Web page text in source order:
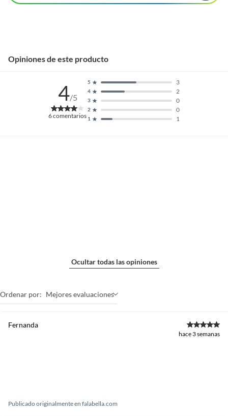
Opiniones de este producto
4/5
6comentarios 1 1
2 0
3 0
4 2
5 3
Ocultar todas las opiniones
Ordenar por: Mejores evaluaciones
Fernanda
hace 3 semanas
Publicado originalmente en falabella.com